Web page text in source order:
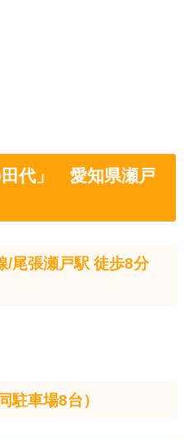
代」 愛知県瀬戸
/尾張瀬戸駅 徒歩8分
車場8台）